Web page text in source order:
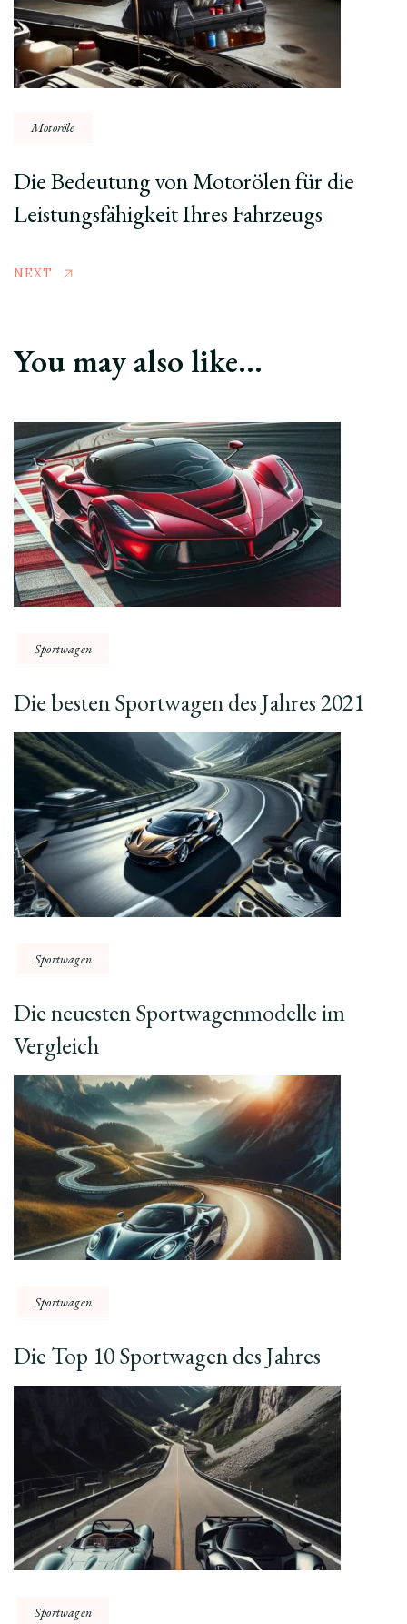
Motoröle
Die Bedeutung von Motorölen für die
Leistungsfähigkeit Ihres Fahrzeugs
NEXT
You may also like...
Sportwagen
Die besten Sportwagen des Jahres 2021
Sportwagen
Die neuesten Sportwagenmodelle im
Vergleich
Sportwagen
Die Top 10 Sportwagen des Jahres
Sportwagen